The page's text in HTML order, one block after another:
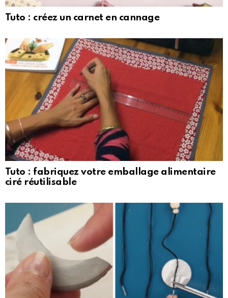
Tuto : créez un carnet en cannage
Tuto : fabriquez votre emballage alimentaire
ciré réutilisable